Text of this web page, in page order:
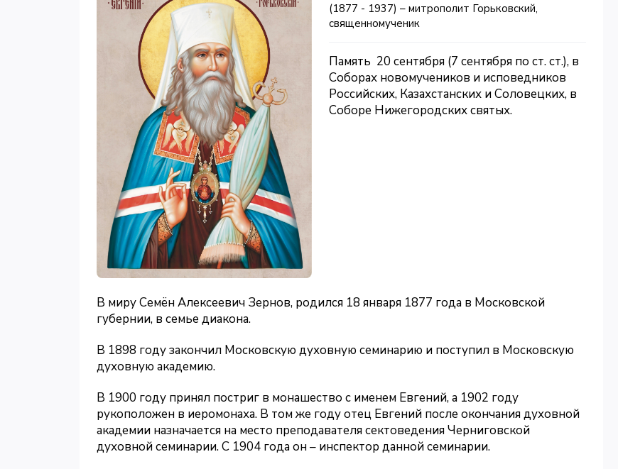
(1877 - 1937) – митрополит Горьковский,
священномученик
Память 20 сентября (7 сентября по ст. ст.), в
Соборах новомучеников и исповедников
Российских, Казахстанских и Соловецких, в
Соборе Нижегородских святых.
В миру Семён Алексеевич Зернов, родился 18 января 1877 года в Московской
губернии, в семье диакона.
В 1898 году закончил Московскую духовную семинарию и поступил в Московскую
духовную академию.
В 1900 году принял постриг в монашество с именем Евгений, а 1902 году
рукоположен в иеромонаха. В том же году отец Евгений после окончания духовной
академии назначается на место преподавателя сектоведения Черниговской
духовной семинарии. С 1904 года он – инспектор данной семинарии.